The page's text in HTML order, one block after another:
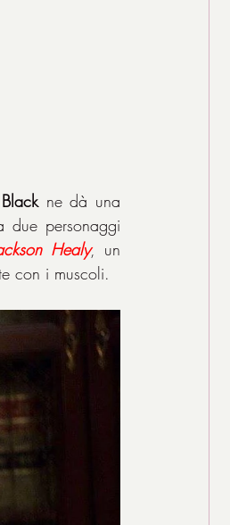
ne dà una
due personaggi
Healy, un
con i muscoli.